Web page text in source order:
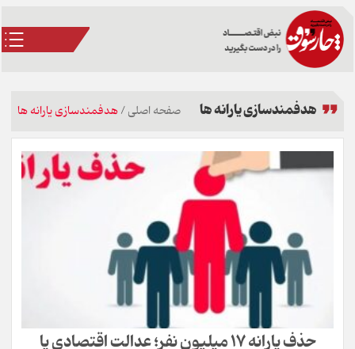
هدفمندسازی یارانه ها صفحه اصلی/هدفمندسازی یارانه ها
حذف یارانه ۱۷ میلیون نفر؛ عدالت اقتصادی یا